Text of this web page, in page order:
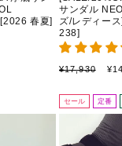
春夏]
サンダル
ズ/レディー
238]
通
価
格
¥17,930
セ
ル
価
格
セール 定番